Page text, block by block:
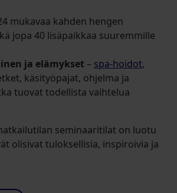
mukavaa kahden hengen
jopa 40 lisäpaikkaa suuremmille
ja elämykset – spa-hoidot,
käsityöpajat, ohjelma ja
tuovat todellista vaihtelua
seminaaritilat on luotu
olisivat tuloksellisia, inspiroivia ja